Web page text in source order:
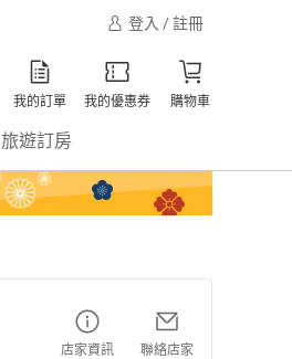
登入 / 註冊
我的訂單 我的優惠券 購物車
旅遊訂房
店家資訊 聯絡店家